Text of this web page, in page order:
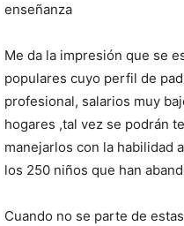
enseñanza
Me da la impresión que se
populares cuyo perfil de
profesional, salarios muy
hogares ,tal vez se podrán
manejarlos con la habilidad
los 250 niños que han
Cuando no se parte de